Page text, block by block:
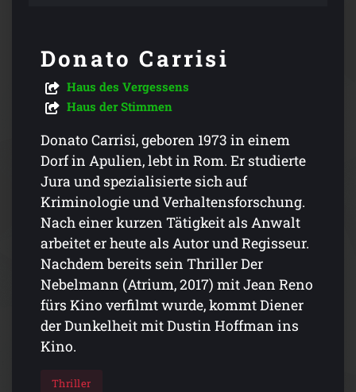
Donato Carrisi
Haus des Vergessens
Haus der Stimmen
Donato Carrisi, geboren 1973 in einem
Dorf in Apulien, lebt in Rom. Er studierte
Jura und spezialisierte sich auf
Kriminologie und Verhaltensforschung.
Nach einer kurzen Tätigkeit als Anwalt
arbeitet er heute als Autor und Regisseur.
Nachdem bereits sein Thriller Der
Nebelmann (Atrium, 2017) mit Jean Reno
fürs Kino verfilmt wurde, kommt Diener
der Dunkelheit mit Dustin Hoffman ins
Kino.
Thriller